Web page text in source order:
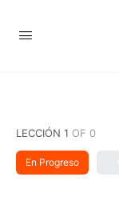
LECCIÓN 1 OF 0
En Progreso